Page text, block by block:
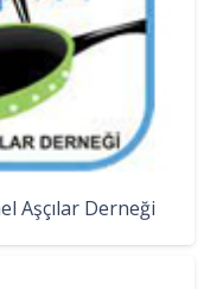
Aşçılar Derneği